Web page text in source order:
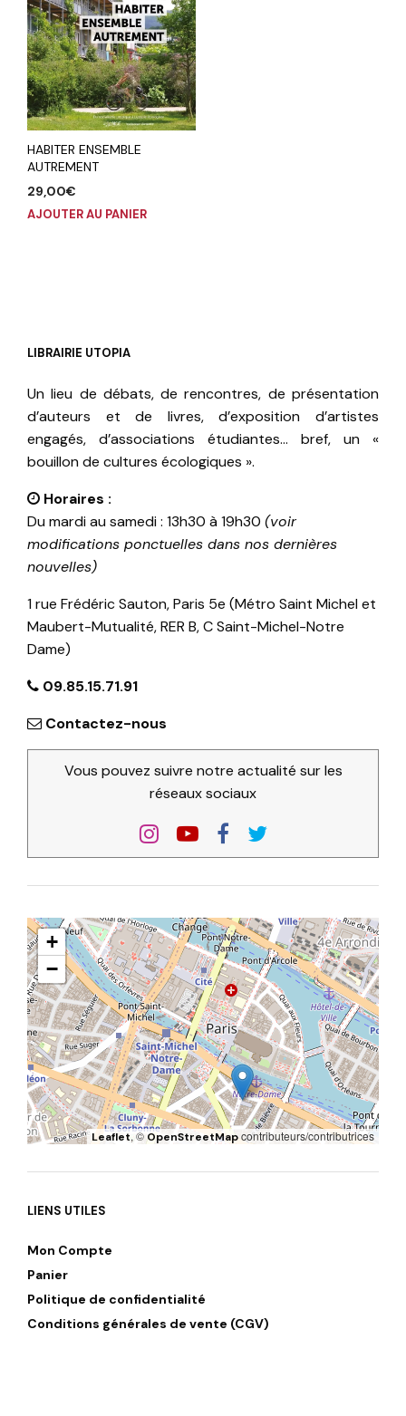
HABITER ENSEMBLE
AUTREMENT
29,00€
AJOUTER AU PANIER
LIBRAIRIE UTOPIA
Un lieu de débats, de rencontres, de présentation
d’auteurs et de livres, d’exposition d’artistes
engagés, d’associations étudiantes… bref, un «
bouillon de cultures écologiques ».
Horaires :
Du mardi au samedi : 13h30 à 19h30 (voir
modifications ponctuelles dans nos dernières
nouvelles)
1 rue Frédéric Sauton, Paris 5e (Métro Saint Michel et
Maubert-Mutualité, RER B, C Saint-Michel-Notre
Dame)
09.85.15.71.91
Contactez-nous
Vous pouvez suivre notre actualité sur les
réseaux sociaux
+
−
Leaflet, ©OpenStreetMapcontributeurs/contributrices
LIENS UTILES
Mon Compte
Panier
Politique de confidentialité
Conditions générales de vente (CGV)